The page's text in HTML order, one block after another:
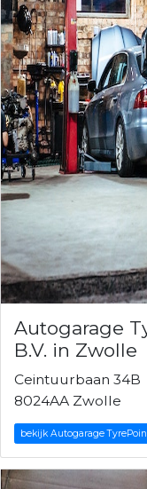
Autogarage
B.V. in Zwolle
Ceintuurbaan 34B
8024AA Zwolle
bekijk Autogarage